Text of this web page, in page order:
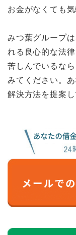
お金がなくても
みつ葉グループ
れる良心的な法
苦しんでいるな
みてください。
解決方法を提案し